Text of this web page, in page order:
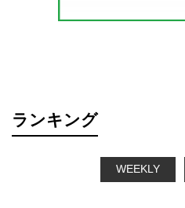
ランキング
WEEKLY